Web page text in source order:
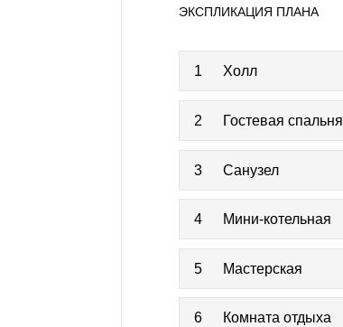
ЭКСПЛИКАЦИЯ ПЛАНА
1 Холл
2 Гостевая спальня
3 Санузел
4 Мини-котельная
5 Мастерская
6 Комната отдыха